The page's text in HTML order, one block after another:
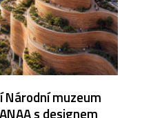
Národní muzeum
s designem